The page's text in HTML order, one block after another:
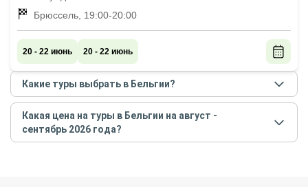
Брюссель, 19:00-20:00
20 - 22 июнь 20 - 22 июнь
Какие туры выбрать в Бельгии?
Самые популярные турыв Бельгиив августе -
сентябре 2026 года:
3 стороны Бельгии и Люксембург:
Какая цена на туры в Бельгии на август -
сентябрь 2026 года?